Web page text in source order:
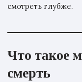
смотреть глубже.
Что такое
смерть